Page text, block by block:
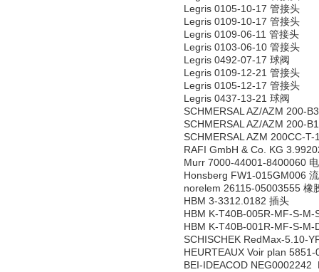
Legris 0105-10-17 管接头
Legris 0109-10-17 管接头
Legris 0109-06-11 管接头
Legris 0103-06-10 管接头
Legris 0492-07-17 球阀
Legris 0109-12-21 管接头
Legris 0105-12-17 管接头
Legris 0437-13-21 球阀
SCHMERSAL AZ/AZM 200-
SCHMERSAL AZ/AZM 200-
SCHMERSAL AZM 200CC-
RAFI GmbH & Co. KG
Murr 7000-44001-8400060
Honsberg FW1-015GM006
norelem 26115-05003555 橡
HBM 3-3312.0182 插头
HBM K-T40B-005R-MF-S-M-
HBM K-T40B-001R-MF-S-M-
SCHISCHEK RedMax-5.10-
HEURTEAUX Voir plan
BEI-IDEACOD NEG0002242